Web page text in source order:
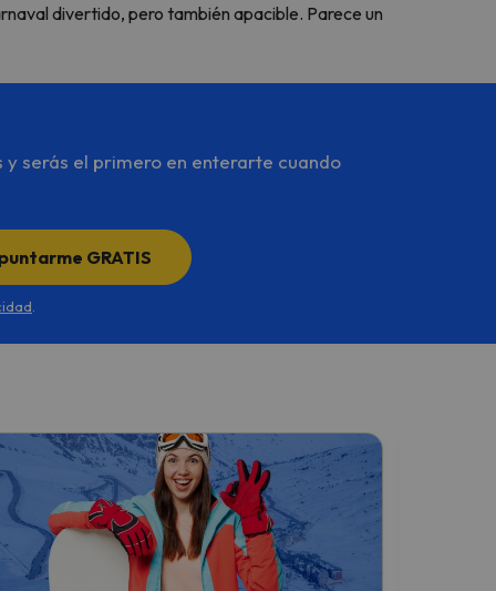
divertido, pero también apacible. Parece un
serás el primero en enterarte cuando
GRATIS